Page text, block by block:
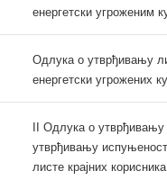
енергетски угроженим
Одлука о утврђивању
енергетски угрожених
II Одлука о
утврђивању
листе крајних корисника